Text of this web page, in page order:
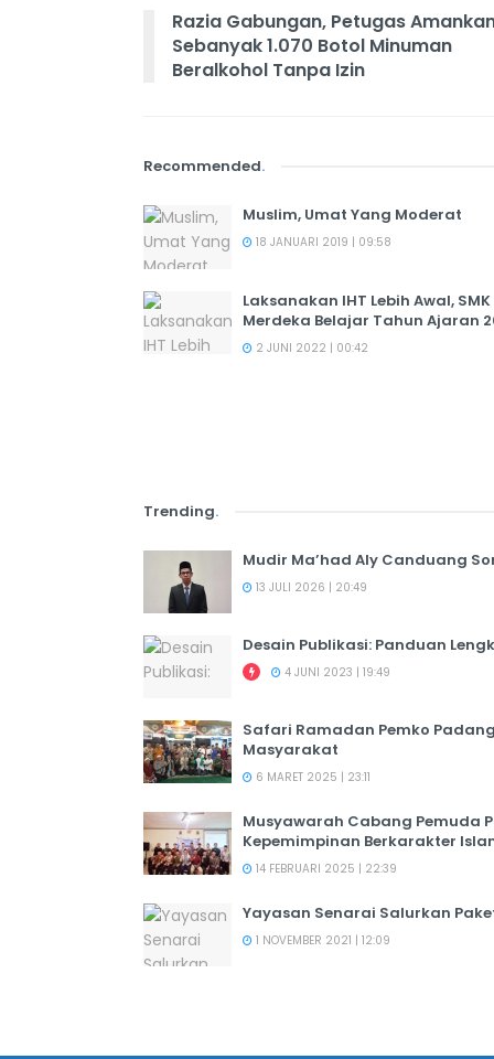
Razia Gabungan, Petugas
Sebanyak 1.070 Botol Minuman
Beralkohol Tanpa Izin
Recommended.
Muslim, Umat Yang Moderat
18 JANUARI 2019 | 09:58
Laksanakan IHT Lebih Awal,
Merdeka Belajar Tahun Ajaran
2 JUNI 2022 | 00:42
Trending.
Mudir Ma’had Aly Canduang
13 JULI 2026 | 20:49
Desain Publikasi: Panduan
4 JUNI 2023 | 19:49
Safari Ramadan Pemko
Masyarakat
6 MARET 2025 | 23:11
Musyawarah Cabang Pemuda
Kepemimpinan Berkarakter
14 FEBRUARI 2025 | 22:39
Yayasan Senarai Salurkan
1 NOVEMBER 2021 | 12:09